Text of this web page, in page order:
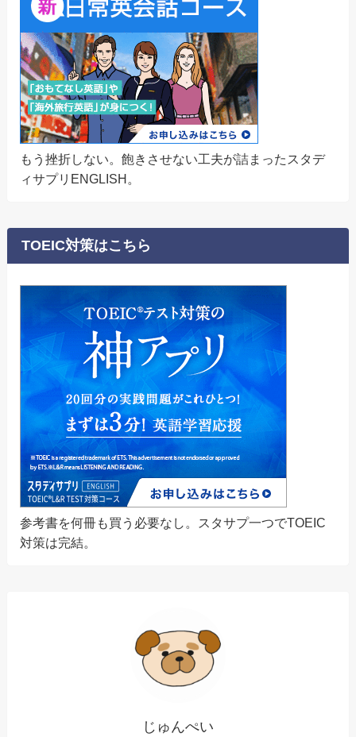
もう挫折しない。飽きさせない工夫が詰まったスタデ
ィサプリENGLISH。
TOEIC対策はこちら
参考書を何冊も買う必要なし。スタサプ一つでTOEIC
対策は完結。
じゅんぺい